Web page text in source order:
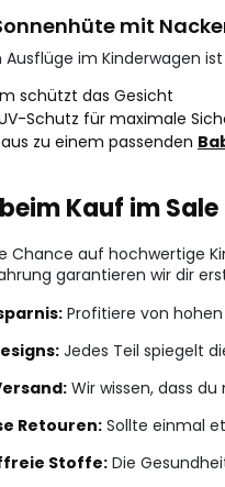
mit
Ausflüge im Kinderwagen
schützt das Gesicht
Schutz für maximale
aus zu einem passenden
Kauf im
Chance auf hochwertige
garantieren wir dir
Profitiere von
Jedes Teil spiegelt
Wir wissen, dass
Retouren:Sollte einmal
Stoffe: Die